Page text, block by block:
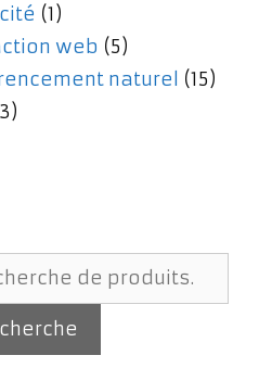
(1)
web (5)
naturel (15)